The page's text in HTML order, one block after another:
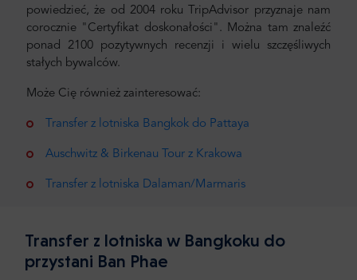
powiedzieć, że od 2004 roku TripAdvisor przyznaje nam
corocznie "Certyfikat doskonałości". Można tam znaleźć
ponad 2100 pozytywnych recenzji i wielu szczęśliwych
stałych bywalców.
Może Cię również zainteresować:
Transfer z lotniska Bangkok do Pattaya
Auschwitz & Birkenau Tour z Krakowa
Transfer z lotniska Dalaman/Marmaris
Transfer z lotniska w Bangkoku do
przystani Ban Phae